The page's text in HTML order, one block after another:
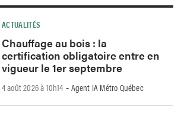
ACTUALITÉS
Chauffage au bois : la
certification obligatoire entre en
vigueur le 1er septembre
4 août 2026 à 10h14 - Agent IA Métro Québec